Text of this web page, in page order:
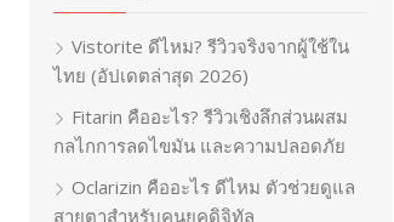
Vistorite ดีไหม? รีวิวจริงจากผู้ใช้ใน
ไทย (อัปเดตล่าสุด 2026)
Fitarin คืออะไร? รีวิวเชิงลึกส่วนผสม
กลไกการลดไขมัน และความปลอดภัย
Oclarizin คืออะไร ดีไหม ตัวช่วยดูแล
สายตาสำหรับคนยุคดิจิทัล